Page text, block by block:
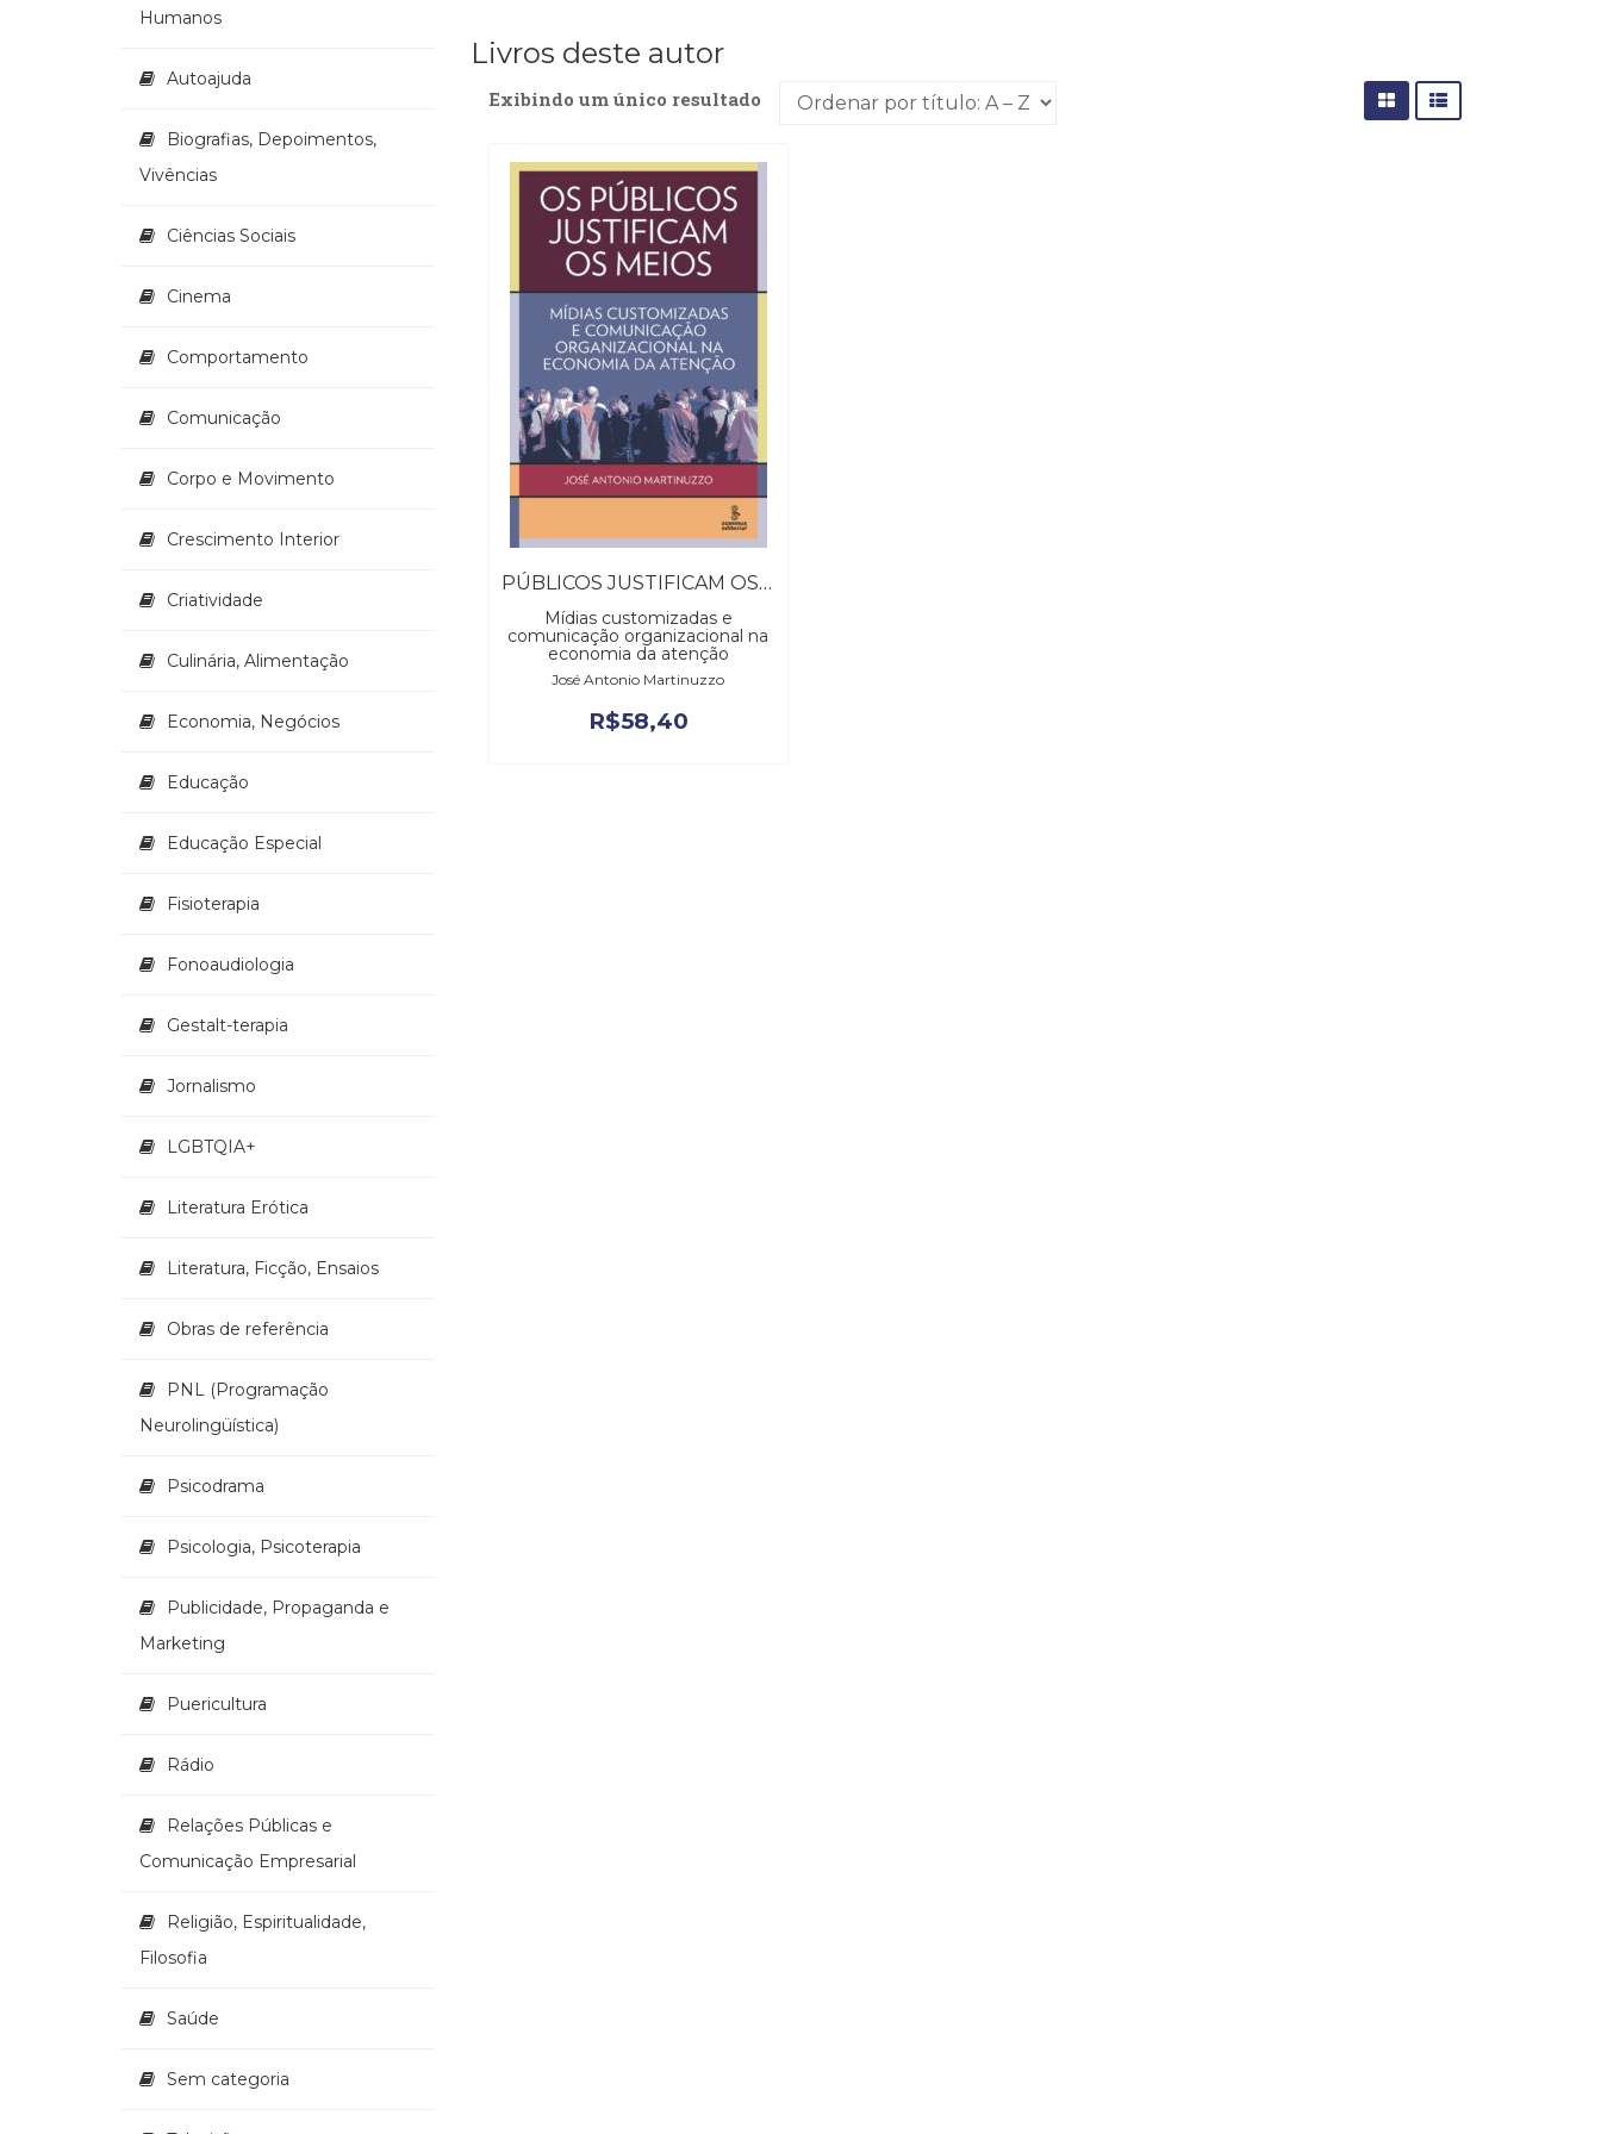
Livros deste autor
Exibindo um único resultado
PÚBLICOS JUSTIFICAM OS MEIOS, OS
Mídias customizadas e
comunicação organizacional na
economia da atenção
José Antonio Martinuzzo
R$58,40
Humanos
Autoajuda
Biografias, Depoimentos,
Vivências
Ciências Sociais
Cinema
Comportamento
Comunicação
Corpo e Movimento
Crescimento Interior
Criatividade
Culinária, Alimentação
Economia, Negócios
Educação
Educação Especial
Fisioterapia
Fonoaudiologia
Gestalt-terapia
Jornalismo
LGBTQIA+
Literatura Erótica
Literatura, Ficção, Ensaios
Obras de referência
PNL (Programação
Neurolingüística)
Psicodrama
Psicologia, Psicoterapia
Publicidade, Propaganda e
Marketing
Puericultura
Rádio
Relações Públicas e
Comunicação Empresarial
Religião, Espiritualidade,
Filosofia
Saúde
Sem categoria